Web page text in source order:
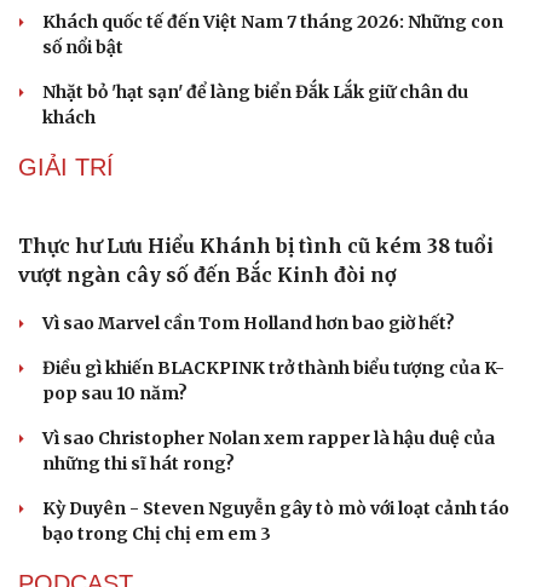
Hội chợ Du lịch quốc tế TP.HCM 2026 có quy mô
Bảo tàng Tưởng niệm Hòa bình tại Nhật Bản đón lượng
khách kỷ lục
Du lịch biển Việt Nam: Muốn bứt phá phải vượt khỏi lợi
thế tự nhiên
Khách quốc tế đến Việt Nam 7 tháng 2026: Những con